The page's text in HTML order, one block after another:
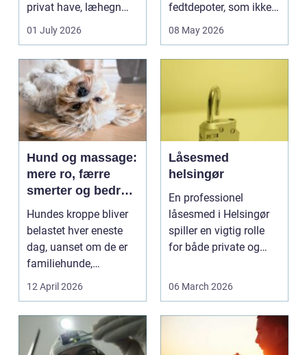
privat have, læhegn
langs mark...
01 July 2026
fedtdepoter, som ikke
reagerer ...
08 May 2026
Hund og massage:
mere ro, færre
smerter og bedre
bevægelse
Hundes kroppe bliver
belastet hver eneste
dag, uanset om de er
familiehunde,
jagthunde,
konkurrenceh...
12 April 2026
Låsesmed
helsingør
En professionel
låsesmed i Helsingør
spiller en vigtig rolle
for både private og
06 March 2026